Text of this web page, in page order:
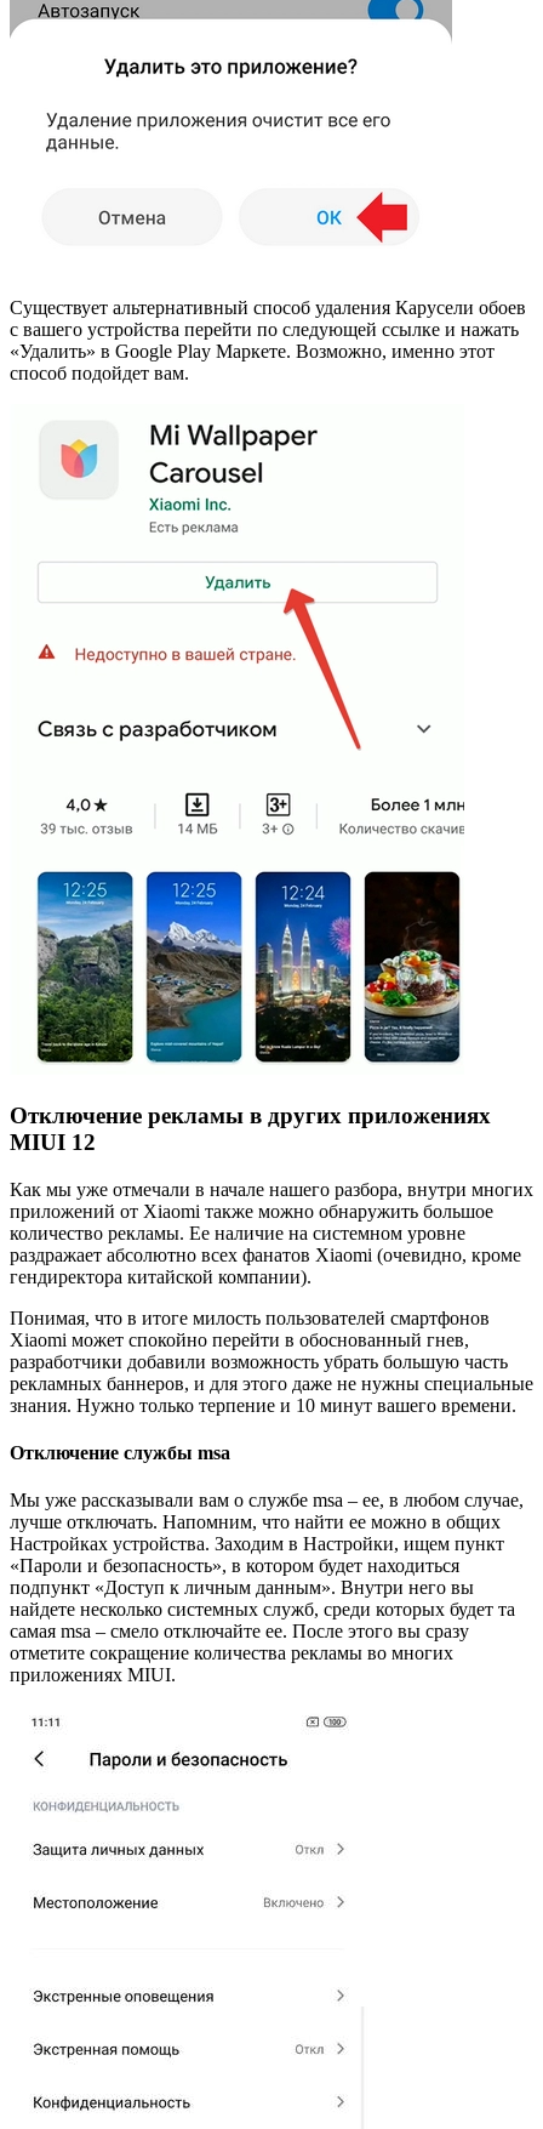
Существует альтернативный способ удаления Карусели обоев
с вашего устройства перейти по следующей ссылке и нажать
«Удалить» в Google Play Маркете. Возможно, именно этот
способ подойдет вам.
Отключение рекламы в других приложениях
MIUI 12
Как мы уже отмечали в начале нашего разбора, внутри многих
приложений от Xiaomi также можно обнаружить большое
количество рекламы. Ее наличие на системном уровне
раздражает абсолютно всех фанатов Xiaomi (очевидно, кроме
гендиректора китайской компании).
Понимая, что в итоге милость пользователей смартфонов
Xiaomi может спокойно перейти в обоснованный гнев,
разработчики добавили возможность убрать большую часть
рекламных баннеров, и для этого даже не нужны специальные
знания. Нужно только терпение и 10 минут вашего времени.
Отключение службы msa
Мы уже рассказывали вам о службе msa – ее, в любом случае,
лучше отключать. Напомним, что найти ее можно в общих
Настройках устройства. Заходим в Настройки, ищем пункт
«Пароли и безопасность», в котором будет находиться
подпункт «Доступ к личным данным». Внутри него вы
найдете несколько системных служб, среди которых будет та
самая msa – смело отключайте ее. После этого вы сразу
отметите сокращение количества рекламы во многих
приложениях MIUI.